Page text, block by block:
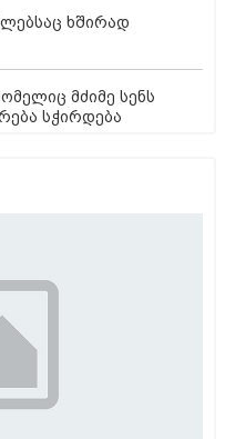
ხშირად
მძიმე სენს
სჭირდება